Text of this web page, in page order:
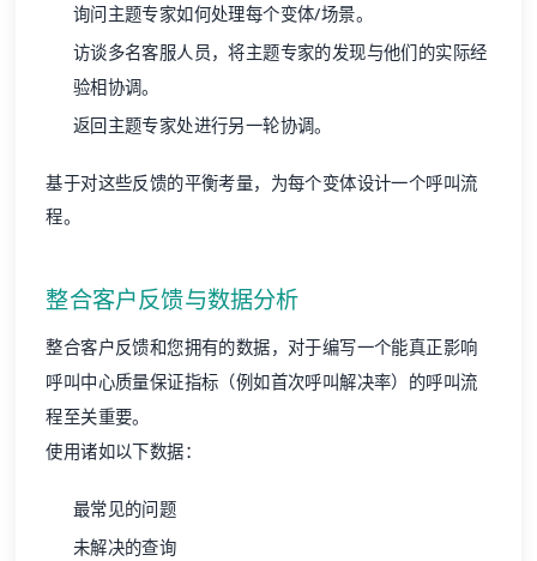
询问主题专家如何处理每个变体/场景。
访谈多名客服人员，将主题专家的发现与他们的实际经
验相协调。
返回主题专家处进行另一轮协调。
基于对这些反馈的平衡考量，为每个变体设计一个呼叫流
程。
整合客户反馈与数据分析
整合客户反馈和您拥有的数据，对于编写一个能真正影响
呼叫中心质量保证指标（例如首次呼叫解决率）的呼叫流
程至关重要。
使用诸如以下数据：
最常见的问题
未解决的查询